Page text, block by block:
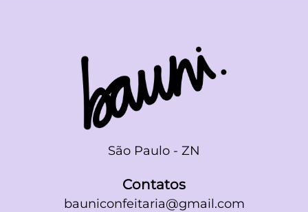
São Paulo - ZN
Contatos
bauniconfeitaria@gmail.com